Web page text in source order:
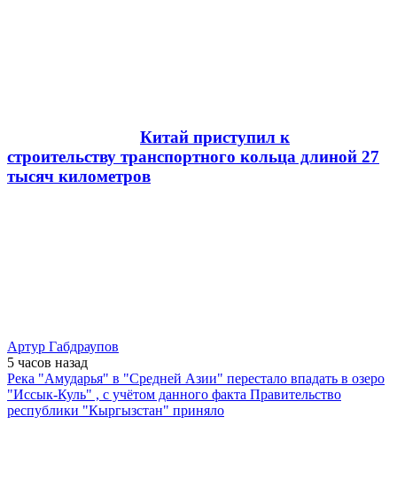
Китай приступил к
строительству транспортного кольца длиной 27
тысяч километров
Артур Габдраупов
5 часов назад
Река "Амударья" в "Средней Азии" перестало впадать в озеро
"Иссык-Куль" , с учётом данного факта Правительство
республики "Кыргызстан" приняло